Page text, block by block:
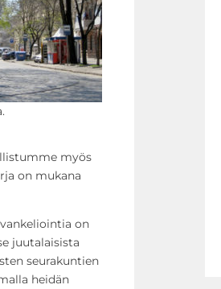
myös
on mukana
on
juutalaisista
seurakuntien
heidän